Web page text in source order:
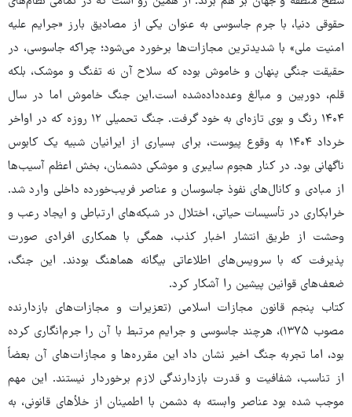
حقوقی دنیا، با جرم جاسوسی به عنوان یکی از مصادیق بارز «جرایم علیه
امنیت ملی» با شدیدترین مجازات‌ها برخورد می‌شود؛ چراکه جاسوسی، در
حقیقت جنگی پنهان و خاموش بوده که سلاح آن نه تفنگ و موشک، بلکه
قلم، دوربین و مبالغ وعده‌داده‌شده است.این جنگ خاموش اما در سال
۱۴۰۴ رنگ و بوی تازه‌ای به خود گرفت. جنگ تحمیلی ۱۲ روزه که در اواخر
خرداد ۱۴۰۴ به وقوع پیوست، برای بسیاری از ایرانیان شبیه یک کابوس
ناگهانی بود. در کنار هجوم سایبری و موشکی دشمنان، بخش اعظم آسیب‌ها
از مبادی و کانال‌های نفوذ جاسوسان و عناصر فریب‌خورده داخلی وارد شد.
خرابکاری در تأسیسات حیاتی، اختلال در شبکه‌های ارتباطی و ایجاد رعب و
وحشت از طریق انتشار اخبار کذب، همگی با همکاری افرادی صورت
پذیرفت که با سرویس‌های اطلاعاتی بیگانه هماهنگ بودند. این جنگ،
ضعف‌های قوانین پیشین را آشکار کرد.
کتاب پنجم قانون مجازات اسلامی (تعزیرات و مجازات‌های بازدارنده
مصوب ۱۳۷۵)، هرچند جاسوسی و جرایم مرتبط با آن را جرم‌انگاری کرده
بود، اما تجربه جنگ اخیر نشان داد این مقرره‌ها و مجازات‌های آن بعضاً
از تناسب، شفافیت و قدرت بازدارندگی لازم برخوردار نیستند. این مهم
موجب شده بود عناصر وابسته به دشمن با اطمینان از خلأهای قانونی، به